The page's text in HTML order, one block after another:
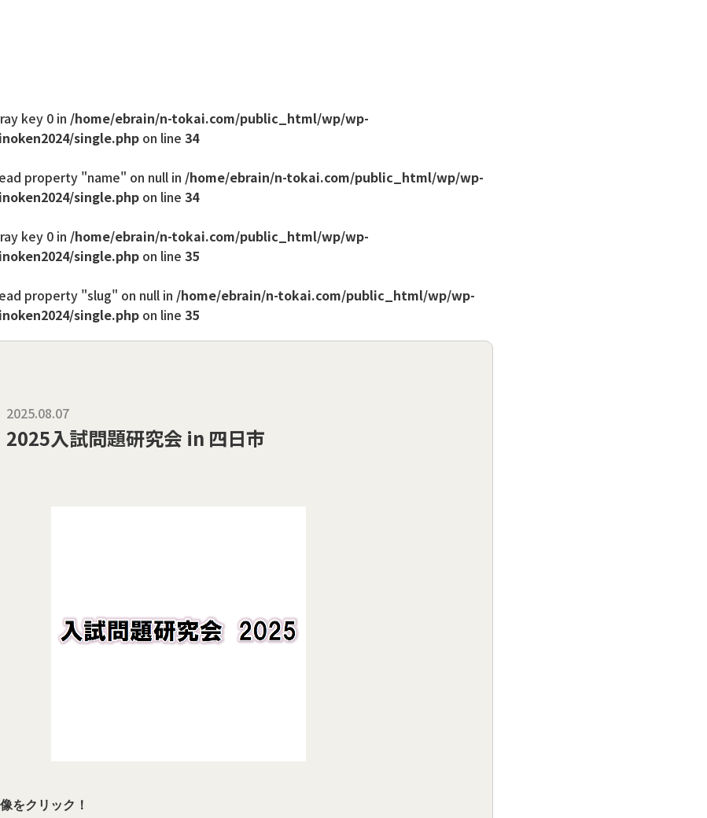
key 0 in /home/ebrain/n-tokai.com/public_html/wp/wp-
single.php on line 34
property "name" on null in /home/ebrain/n-tokai.com/public_html/wp/wp-
single.php on line 34
key 0 in /home/ebrain/n-tokai.com/public_html/wp/wp-
single.php on line 35
property "slug" on null in /home/ebrain/n-tokai.com/public_html/wp/wp-
single.php on line 35
2025.08.07
2025入試問題研究会 in 四日市
をクリック！